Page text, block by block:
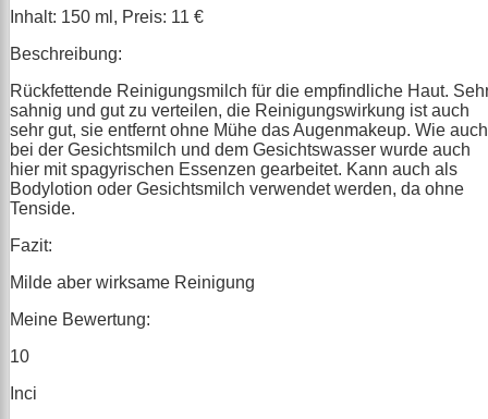
Inhalt: 150 ml, Preis: 11 €
Beschreibung:
Rückfettende Reinigungsmilch für die empfindliche Haut.
sahnig und gut zu verteilen, die Reinigungswirkung ist auch
sehr gut, sie entfernt ohne Mühe das Augenmakeup. Wie auch
bei der Gesichtsmilch und dem Gesichtswasser wurde auch
hier mit spagyrischen Essenzen gearbeitet. Kann auch als
Bodylotion oder Gesichtsmilch verwendet werden, da ohne
Tenside.
Fazit:
Milde aber wirksame Reinigung
Meine Bewertung:
10
Inci